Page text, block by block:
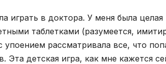
играть в доктора. У меня была
таблетками (разумеется,
упоением рассматривала все, что
Эта детская игра, как мне кажется